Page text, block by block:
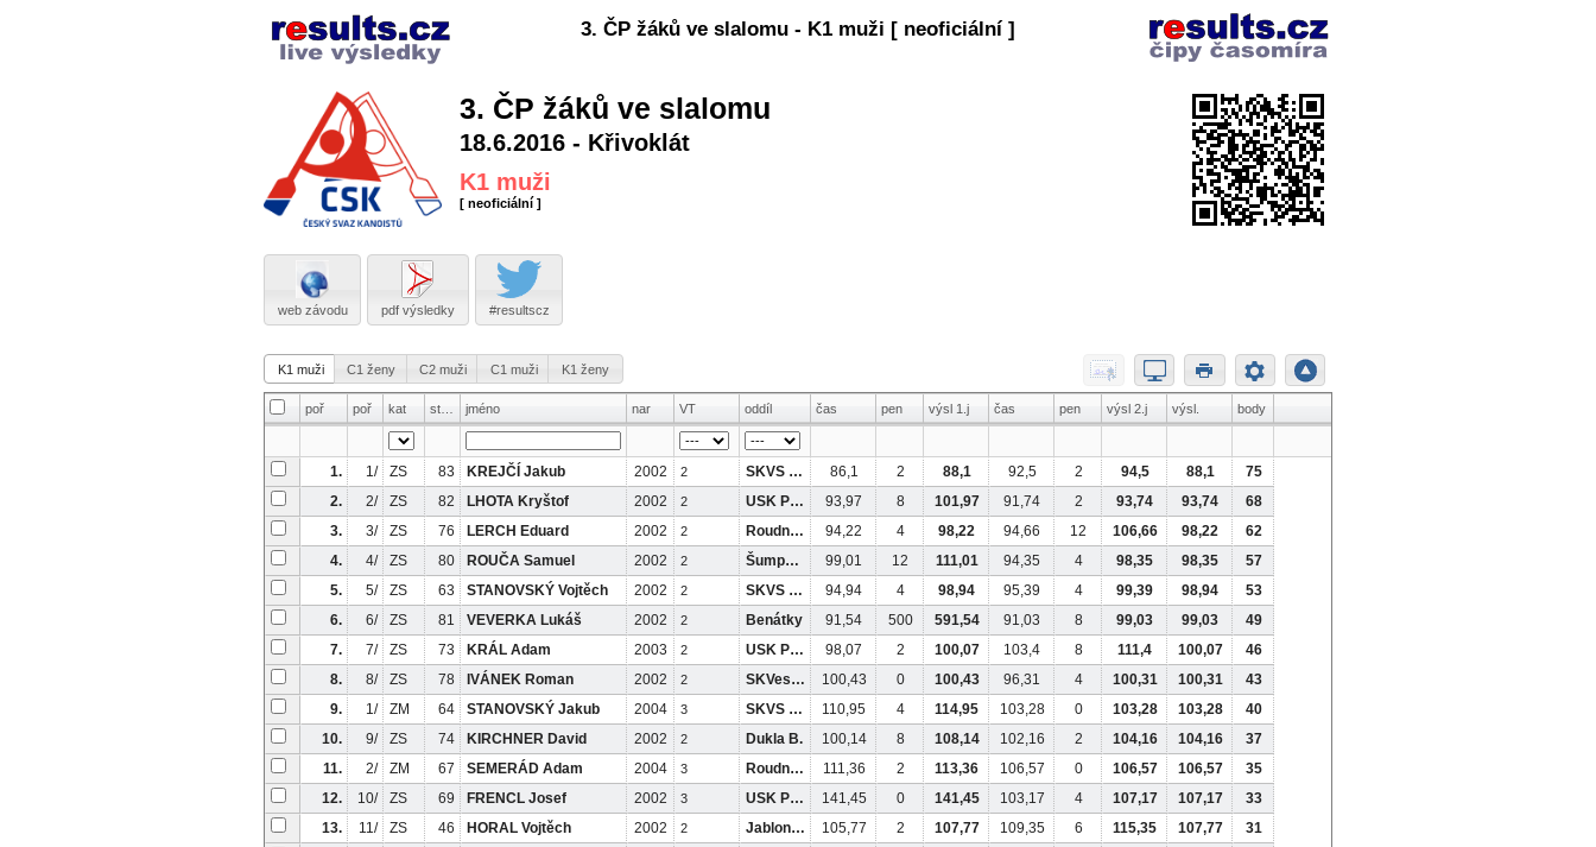
3. ČP žáků ve slalomu - K1 muži [ neoficiální ]
3. ČP žáků ve slalomu
18.6.2016 - Křivoklát
K1 muži
[ neoficiální ]
web závodu pdf výsledky #resultscz
K1 muži C1 ženy C2 muži C1 muži K1 ženy
poř poř kat jméno nar VT oddíl čas pen výsl 1.j čas pen výsl 2.j výsl. body
1. 1/ ZS 83 KREJČÍ Jakub 2002 2 SKVS ČB 86,1 2 88,1 92,5 2 94,5 88,1
75
2.
2/ ZS 82 LHOTA Kryštof 2002 2 USK Pha 93,97 8 101,97 91,74 2 93,74 93,74
68
3.
3/ ZS 76 LERCH Eduard 2002 2 Roudnice 94,22 4 98,22 94,66 12 106,66 98,22
62
4.
4/ ZS 80 ROUČA Samuel 2002 2 Šumperk 99,01 12 111,01 94,35 4 98,35 98,35
57
5.
5/ ZS 63 STANOVSKÝ Vojtěch 2002 2 SKVS ČB 94,94 4 98,94 95,39 4 99,39 98,94
53
6.
6/ ZS 81 VEVERKA Lukáš 2002 2 Benátky 91,54 500 591,54 91,03 8 99,03 99,03
49
7.
7/ ZS 73 KRÁL Adam 2003 2 USK Pha 98,07 2 100,07 103,4 8 111,4 100,07
46
8.
8/ ZS 78 IVÁNEK Roman 2002 2 SKVeselí 100,43 0 100,43 96,31 4 100,31 100,31
43
9.
1/ ZM 64 STANOVSKÝ Jakub 2004 3 SKVS ČB 110,95 4 114,95 103,28 0 103,28 103,28
40
10.
9/ ZS 74 KIRCHNER David 2002 2 Dukla B. 100,14 8 108,14 102,16 2 104,16 104,16
37
11.
2/ ZM 67 SEMERÁD Adam 2004 3 Roudnice 111,36 2 113,36 106,57 0 106,57 106,57
35
12.
10/ ZS 69 FRENCL Josef 2002 3 USK Pha 141,45 0 141,45 103,17 4 107,17 107,17
33
13.
11/ ZS 46 HORAL Vojtěch 2002 2 Jablonec 105,77 2 107,77 109,35 6 115,35 107,77
31